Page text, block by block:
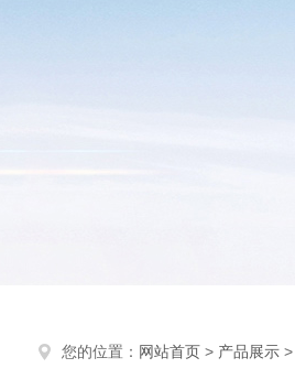
您的位置： 网站首页 > 产品展示 >